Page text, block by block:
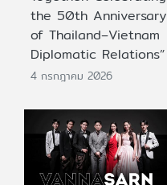
the 50th Anniversary
of Thailand–Vietnam
Diplomatic Relations”
4 กรกฎาคม 2026